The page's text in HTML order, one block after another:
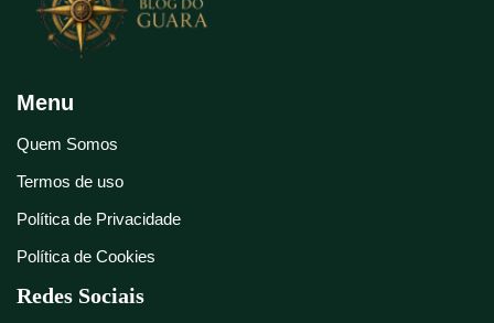
Menu
Quem Somos
Termos de uso
Política de Privacidade
Política de Cookies
Redes Sociais